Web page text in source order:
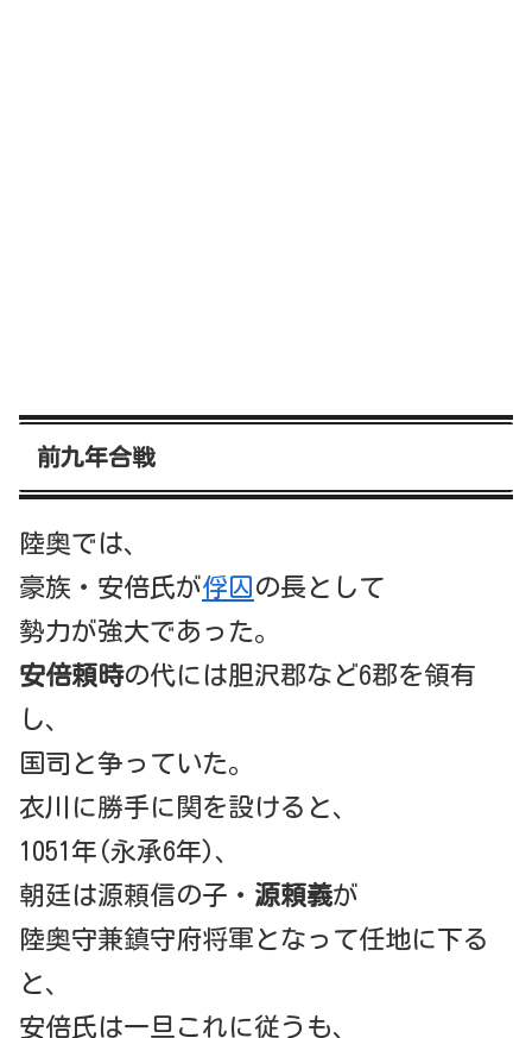
前九年合戦
陸奥では、
豪族・安倍氏が俘囚 の長として
勢力が強大であった。
安倍頼時の代には胆沢郡など6郡を領有
し、
国司と争っていた。
衣川に勝手に関を設けると、
1051年(永承6年)、
朝廷は源頼信の子・ 源頼義が
陸奥守兼鎮守府将軍となって任地に下る
と、
安倍氏は一旦これに従うも、